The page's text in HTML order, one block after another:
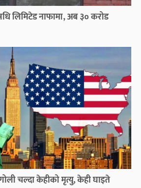
लिमिटेड नाफामा, अब ३० करोड
चल्दा केहीको मृत्यु, केही घाइते